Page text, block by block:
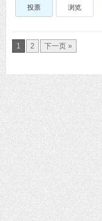
投票 浏览
1 2 下一页 »